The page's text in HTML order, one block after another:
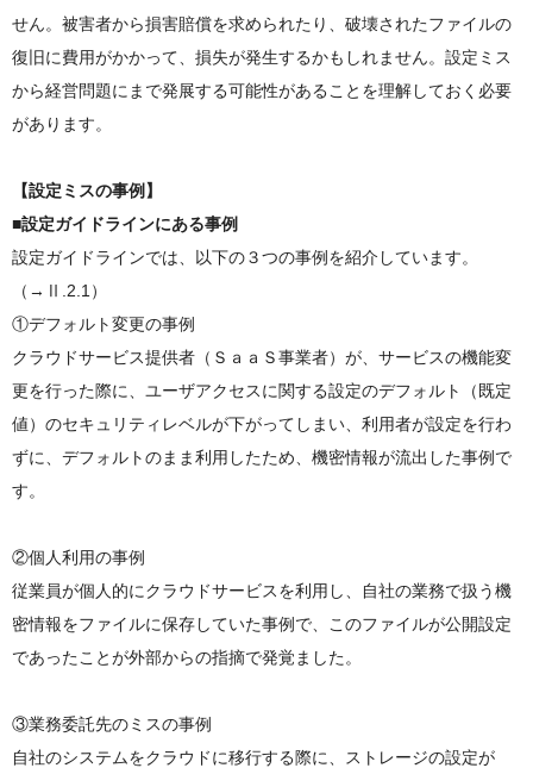
せん。被害者から損害賠償を求められたり、破壊されたファイルの
復旧に費用がかかって、損失が発生するかもしれません。設定ミス
から経営問題にまで発展する可能性があることを理解しておく必要
があります。
【設定ミスの事例】
■設定ガイドラインにある事例
設定ガイドラインでは、以下の３つの事例を紹介しています。
（→Ⅱ.2.1）
①デフォルト変更の事例
クラウドサービス提供者（ＳａａＳ事業者）が、サービスの機能変
更を行った際に、ユーザアクセスに関する設定のデフォルト（既定
値）のセキュリティレベルが下がってしまい、利用者が設定を行わ
ずに、デフォルトのまま利用したため、機密情報が流出した事例で
す。
②個人利用の事例
従業員が個人的にクラウドサービスを利用し、自社の業務で扱う機
密情報をファイルに保存していた事例で、このファイルが公開設定
であったことが外部からの指摘で発覚ました。
③業務委託先のミスの事例
自社のシステムをクラウドに移行する際に、ストレージの設定が